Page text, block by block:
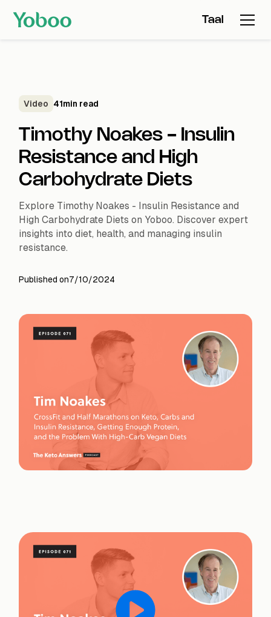
Taal
Video 41min read
Timothy Noakes - Insulin
Resistance and High
Carbohydrate Diets
Explore Timothy Noakes - Insulin Resistance and
High Carbohydrate Diets on Yoboo. Discover expert
insights into diet, health, and managing insulin
resistance.
Published on7/10/2024